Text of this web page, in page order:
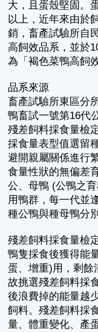
大，且蛋殼堅固。
以上，近年來由於
銷，畜產試驗所自
高飼效品系，並於
為「褐色菜鴨高飼
品系來源
畜產試驗所東區分
鴨畜試一號第16代
殘差飼料採食量檢
採食量表型值選留
避開親屬關係進行
食量性狀的無偏差
公、母鴨 (公鴨之
用鴨群，每一代並
種公鴨與種母鴨分
殘差飼料採食量檢
鴨隻採食後獲得能
蛋、增重)用，剩餘
故挑選殘差飼料採
後浪費掉的能量越
飼料。殘差飼料採
量、體重變化、產